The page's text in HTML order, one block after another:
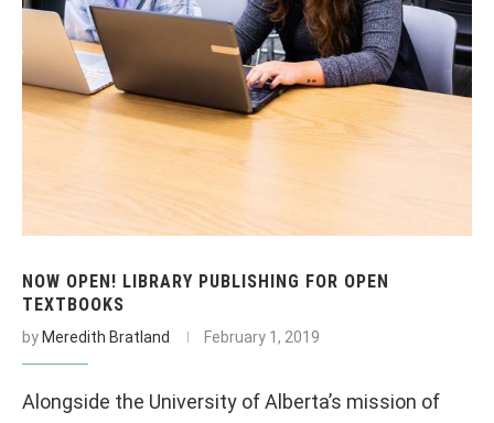
NOW OPEN! LIBRARY PUBLISHING FOR OPEN
TEXTBOOKS
by Meredith Bratland February 1, 2019
Alongside the University of Alberta’s mission of